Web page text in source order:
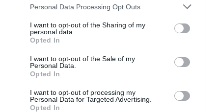
Please note that this website/app uses one or more Google
not limited to your visit or usage behaviour. You may click to
grant or deny consent to Google and its third-party tags to
use your data for below specified purposes in below Google
consent section.
Personal Data Processing Opt Outs
I want to opt-out of the Sharing of my
personal data.
Opted In
I want to opt-out of the Sale of my
Personal Data.
Opted In
I want to opt-out of processing my
Personal Data for Targeted Advertising.
Opted In
várólista egészségügy kórház